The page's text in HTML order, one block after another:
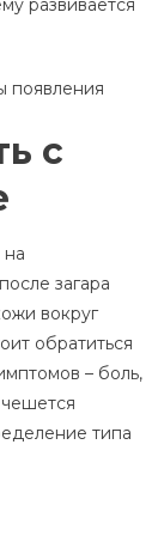
развивается
с
загара
вокруг
обратиться
– боль,
типа